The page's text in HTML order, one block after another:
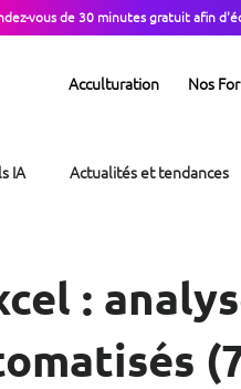
vous de 30 minutes gratuit afin
Acculturation Nos
IA Actualités et tendances
: